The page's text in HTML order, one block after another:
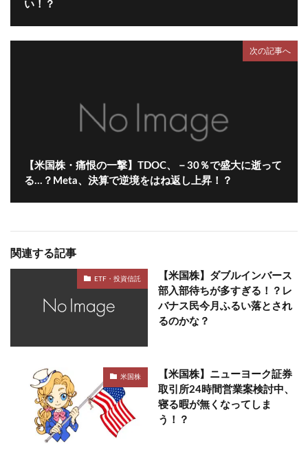
い！？
次の記事へ
【米国株・痛恨の一撃】TDOC、－30％で盛大に逝って
る…？Meta、決算で逆境をはね返し上昇！？
関連する記事
ETF・投資信託
【米国株】ダブルインバース
部入部待ちが多すぎる！？レ
バナス民今月ふるい落とされ
るのかな？
米国株
【米国株】ニューヨーク証券
取引所24時間営業案検討中、
寝る暇が無くなってしま
う！？